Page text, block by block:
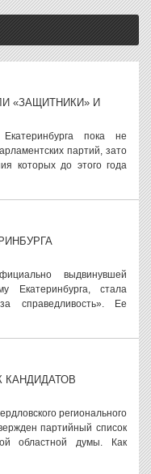
«ЗАЩИТНИКИ» И
пока не
партий, зато
которых до этого года
выдвинувшей
Екатеринбурга, стала
справедливость». Ее
КАНДИДАТОВ
регионального
партийный список
областной думы. Как